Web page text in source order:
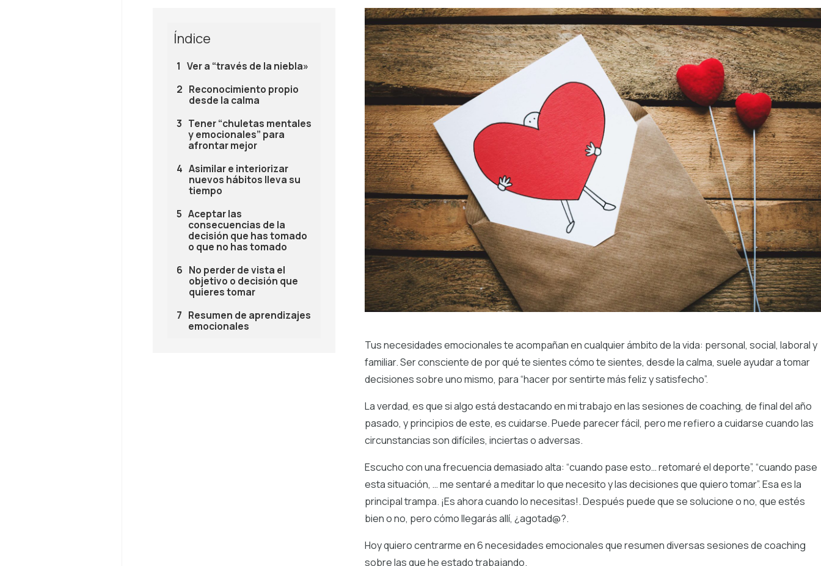
Índice
Ver a “través de la niebla»
Reconocimiento propio
desde la calma
Tener “chuletas mentales
y emocionales” para
afrontar mejor
Asimilar e interiorizar
nuevos hábitos lleva su
tiempo
Aceptar las
consecuencias de la
decisión que has tomado
o que no has tomado
No perder de vista el
objetivo o decisión que
quieres tomar
Resumen de aprendizajes
emocionales
Tus necesidades emocionales te acompañan en cualquier ámbito de la vida: personal, social, laboral y
familiar. Ser consciente de por qué te sientes cómo te sientes, desde la calma, suele ayudar a tomar
decisiones sobre uno mismo, para “hacer por sentirte más feliz y satisfecho”.
La verdad, es que si algo está destacando en mi trabajo en las sesiones de coaching, de final del año
pasado, y principios de este, es cuidarse. Puede parecer fácil, pero me refiero a cuidarse cuando las
circunstancias son difíciles, inciertas o adversas.
Escucho con una frecuencia demasiado alta: “cuando pase esto… retomaré el deporte”, “cuando pase
esta situación, … me sentaré a meditar lo que necesito y las decisiones que quiero tomar”. Esa es la
principal trampa. ¡Es ahora cuando lo necesitas!. Después puede que se solucione o no, que estés
bien o no, pero cómo llegarás allí, ¿agotad@?.
Hoy quiero centrarme en 6 necesidades emocionales que resumen diversas sesiones de coaching
sobre las que he estado trabajando.